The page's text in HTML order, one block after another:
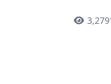
3,279